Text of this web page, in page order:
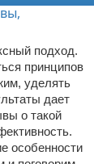
подход.
принципов
уделять
дает
о такой
особенности